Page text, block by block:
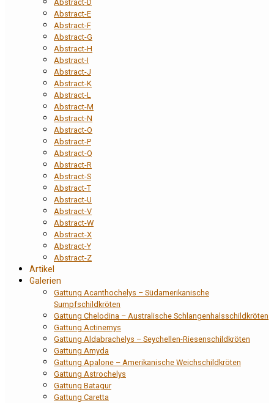
Abstract-D
Abstract-E
Abstract-F
Abstract-G
Abstract-H
Abstract-I
Abstract-J
Abstract-K
Abstract-L
Abstract-M
Abstract-N
Abstract-O
Abstract-P
Abstract-Q
Abstract-R
Abstract-S
Abstract-T
Abstract-U
Abstract-V
Abstract-W
Abstract-X
Abstract-Y
Abstract-Z
Artikel
Galerien
Gattung Acanthochelys – Südamerikanische
Sumpfschildkröten
Gattung Chelodina – Australische Schlangenhalsschildkröten
Gattung Actinemys
Gattung Aldabrachelys – Seychellen-Riesenschildkröten
Gattung Amyda
Gattung Apalone – Amerikanische Weichschildkröten
Gattung Astrochelys
Gattung Batagur
Gattung Caretta